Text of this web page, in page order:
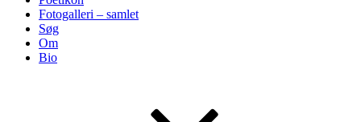
Fotogalleri – samlet
Søg
Om
Bio